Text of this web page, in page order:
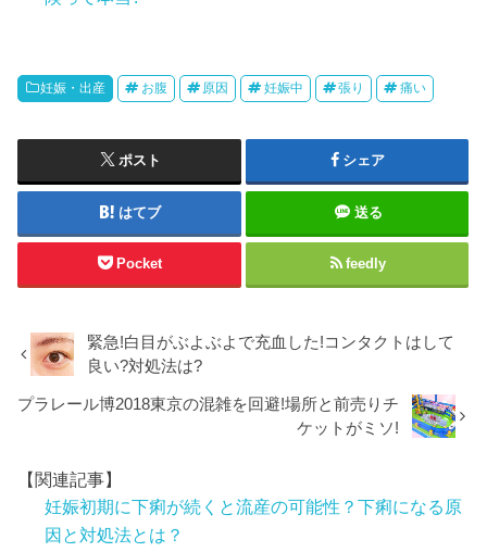
妊娠・出産 お腹 原因 妊娠中 張り 痛い
ポスト シェア
はてブ 送る
Pocket feedly
緊急!白目がぶよぶよで充血した!コンタクトはして
良い?対処法は?
プラレール博2018東京の混雑を回避!場所と前売りチ
ケットがミソ!
【関連記事】
妊娠初期に下痢が続くと流産の可能性？下痢になる原
因と対処法とは？